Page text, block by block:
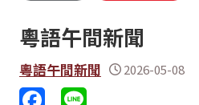
粵語午間新聞
粵語午間新聞 2026-05-08